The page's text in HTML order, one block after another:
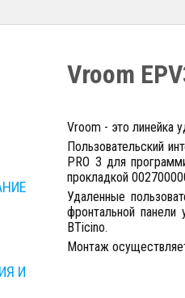
И
Vroom
Vroom - это линейка
Пользовательский
PRO 3 для
прокладкой
Удаленные
фронтальной
BTicino.
Монтаж